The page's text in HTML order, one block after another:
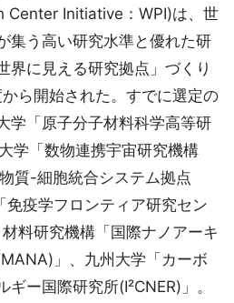
Center Initiative：WPI)は、世
集う高い研究水準と優れた研
界に見える研究拠点」づくり
ら開始された。すでに選定の
学「原子分子材料科学高等研
学「数物連携宇宙研究機構
質-細胞統合システム拠点
疫学フロンティア研究セン
料研究機構「国際ナノアーキ
」、九州大学「カーボ
ー国際研究所(I²CNER)」。